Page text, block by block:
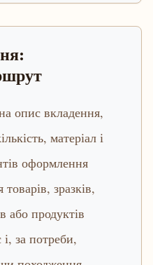
опис вкладення,
матеріал і
оформлення
зразків,
або продуктів
за потреби,